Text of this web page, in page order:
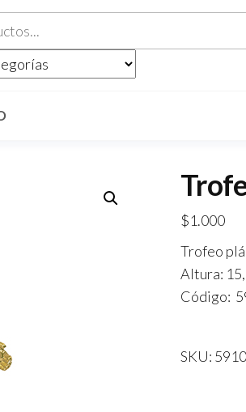
$1.000
Trofeo
Altura:
Código:
SKU: